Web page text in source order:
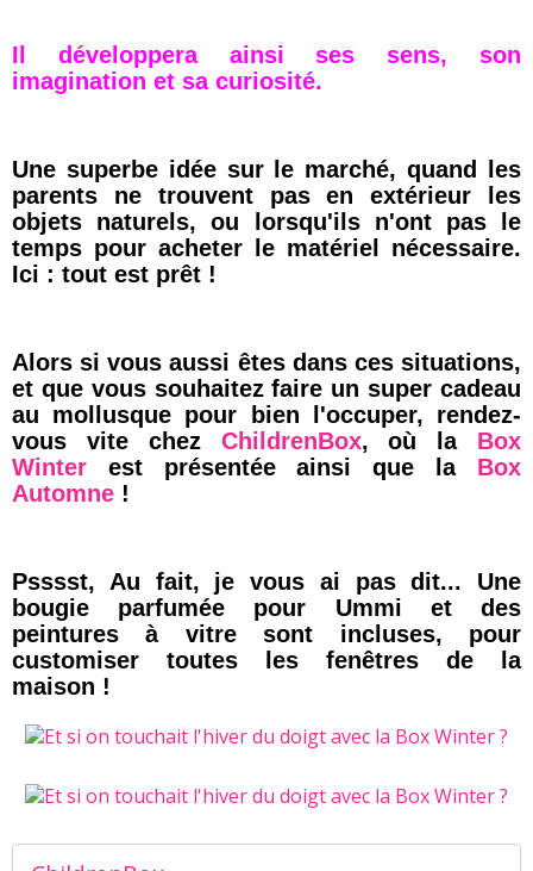
Il développera ainsi ses sens, son
imagination et sa curiosité.
Une superbe idée sur le marché, quand les
parents ne trouvent pas en extérieur les
objets naturels, ou lorsqu'ils n'ont pas le
temps pour acheter le matériel nécessaire.
Ici : tout est prêt !
Alors si vous aussi êtes dans ces situations,
et que vous souhaitez faire un super cadeau
au mollusque pour bien l'occuper, rendez-
vous vite chez ChildrenBox, où la Box
Winter est présentée ainsi que la Box
Automne !
Psssst, Au fait, je vous ai pas dit... Une
bougie parfumée pour Ummi et des
peintures à vitre sont incluses, pour
customiser toutes les fenêtres de la
maison !